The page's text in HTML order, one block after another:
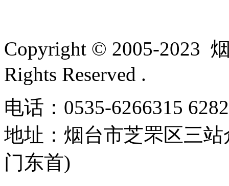
Copyright © 2005-2023
Rights Reserved .
电话：0535-6266315
地址： 烟台市芝罘区三
门东首)